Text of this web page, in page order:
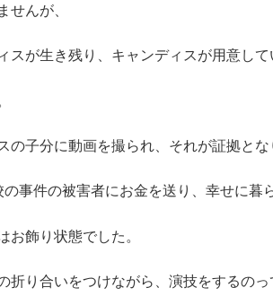
せんが、
スが生き残り、キャンディスが用意して
の子分に動画を撮られ、それが証拠とな
事件の被害者にお金を送り、幸せに暮
お飾り状態でした。
折り合いをつけながら、演技をするの